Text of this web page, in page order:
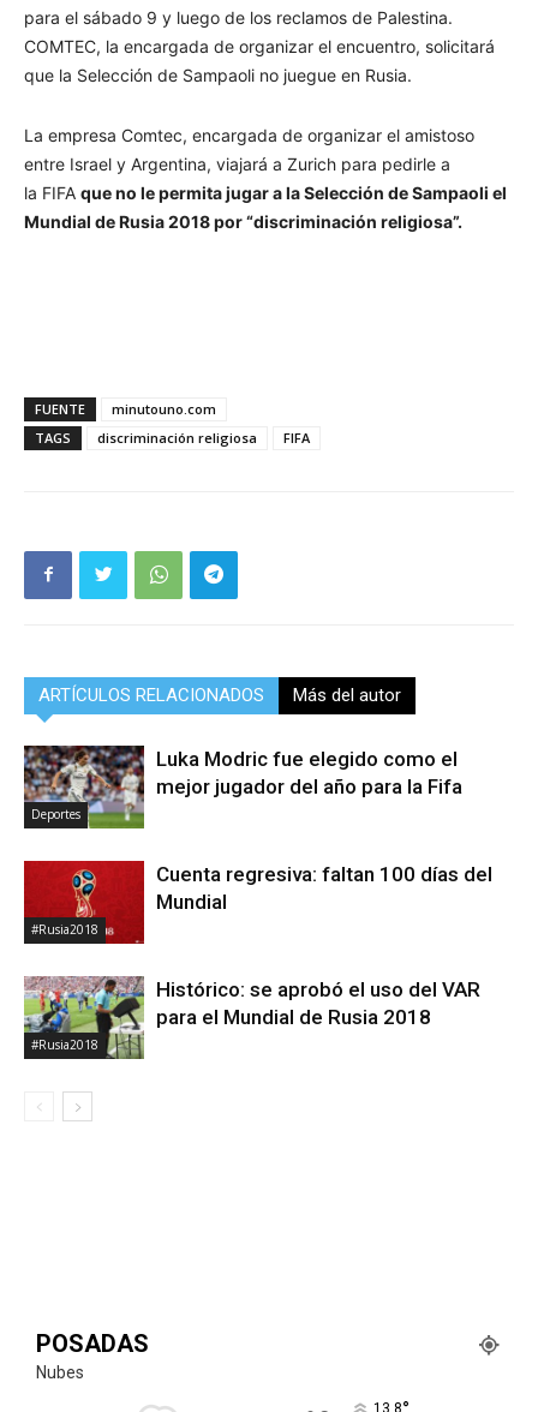
para el sábado 9 y luego de los reclamos de Palestina.
COMTEC, la encargada de organizar el encuentro, solicitará
que la Selección de Sampaoli no juegue en Rusia.
La empresa Comtec, encargada de organizar el amistoso
entre Israel y Argentina, viajará a Zurich para pedirle a
la FIFA que no le permita jugar a la Selección de Sampaoli el
Mundial de Rusia 2018 por “discriminación religiosa”.
FUENTE
minutouno.com
TAGS
discriminación religiosa FIFA
ARTÍCULOS RELACIONADOS Más del autor
Deportes
Luka Modric fue elegido como el
mejor jugador del año para la Fifa
#Rusia2018
Cuenta regresiva: faltan 100 días del
Mundial
#Rusia2018
Histórico: se aprobó el uso del VAR
para el Mundial de Rusia 2018
POSADAS
Nubes
13.8